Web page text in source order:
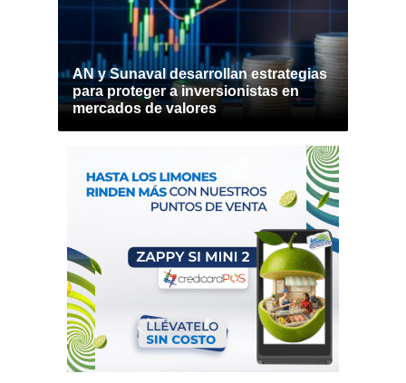
AN y Sunaval desarrollan estrategias
para proteger a inversionistas en
mercados de valores